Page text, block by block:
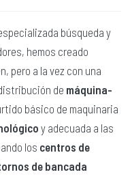
búsqueda y
hemos creado
pero a la vez con una
de máquina-
básico de maquinaria
y adecuada a las
los centros de
de bancada